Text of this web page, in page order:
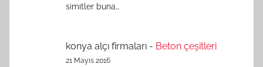
simitler buna…
konya alçı firmaları - Beton çeşitleri
21 Mayıs 2016